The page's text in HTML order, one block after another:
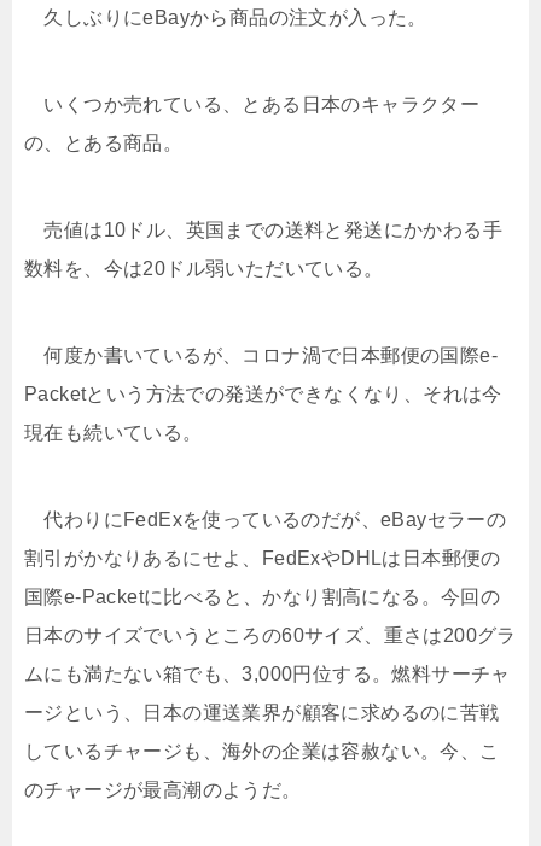
久しぶりにeBayから商品の注文が入った。
いくつか売れている、とある日本のキャラクター
の、とある商品。
売値は10ドル、英国までの送料と発送にかかわる手
数料を、今は20ドル弱いただいている。
何度か書いているが、コロナ渦で日本郵便の国際e-
Packetという方法での発送ができなくなり、それは今
現在も続いている。
代わりにFedExを使っているのだが、eBayセラーの
割引がかなりあるにせよ、FedExやDHLは日本郵便の
国際e-Packetに比べると、かなり割高になる。今回の
日本のサイズでいうところの60サイズ、重さは200グラ
ムにも満たない箱でも、3,000円位する。燃料サーチャ
ージという、日本の運送業界が顧客に求めるのに苦戦
しているチャージも、海外の企業は容赦ない。今、こ
のチャージが最高潮のようだ。